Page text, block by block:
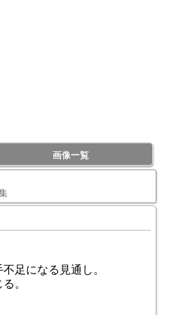
画像一覧
足になる見通し。
。